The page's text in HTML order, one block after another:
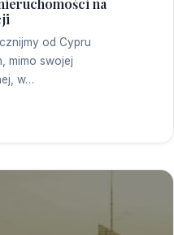
na
od Cypru
mimo swojej
w…